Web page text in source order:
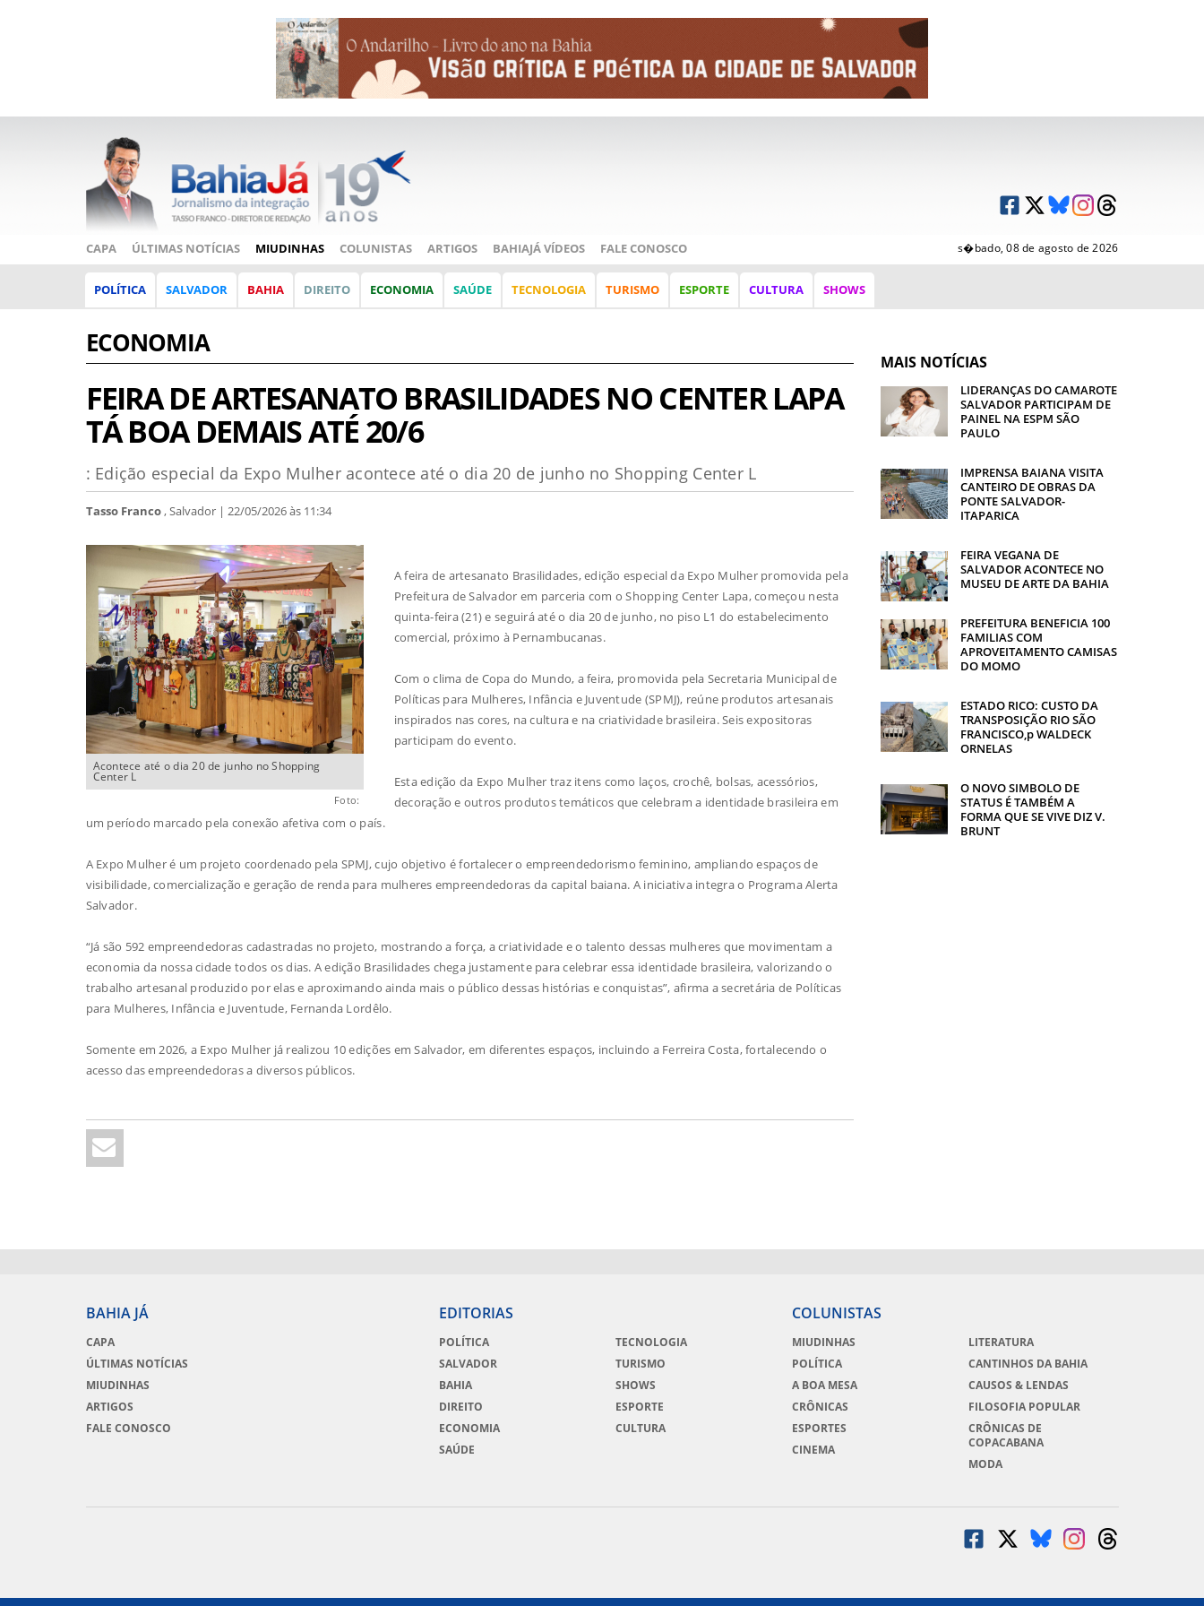
CAPA ÚLTIMAS NOTÍCIAS MIUDINHAS COLUNISTAS ARTIGOS BAHIAJÁ VÍDEOS FALE CONOSCO s�bado, 08 de agosto de 2026
POLÍTICA SALVADOR BAHIA DIREITO ECONOMIA SAÚDE TECNOLOGIA TURISMO ESPORTE CULTURA SHOWS
ECONOMIA
FEIRA DE ARTESANATO BRASILIDADES NO CENTER LAPA
TÁ BOA DEMAIS ATÉ 20/6
: Edição especial da Expo Mulher acontece até o dia 20 de junho no Shopping Center L
Tasso Franco, Salvador | 22/05/2026 às 11:34
Acontece até o dia 20 de junho no Shopping
Center L
Foto:
A feira de artesanato Brasilidades, edição especial da Expo Mulher promovida pela
Prefeitura de Salvador em parceria com o Shopping Center Lapa, começou nesta
quinta-feira (21) e seguirá até o dia 20 de junho, no piso L1 do estabelecimento
comercial, próximo à Pernambucanas.
Com o clima de Copa do Mundo, a feira, promovida pela Secretaria Municipal de
Políticas para Mulheres, Infância e Juventude (SPMJ), reúne produtos artesanais
inspirados nas cores, na cultura e na criatividade brasileira. Seis expositoras
participam do evento.
Esta edição da Expo Mulher traz itens como laços, crochê, bolsas, acessórios,
decoração e outros produtos temáticos que celebram a identidade brasileira em
um período marcado pela conexão afetiva com o país.
A Expo Mulher é um projeto coordenado pela SPMJ, cujo objetivo é fortalecer o empreendedorismo feminino, ampliando espaços de
visibilidade, comercialização e geração de renda para mulheres empreendedoras da capital baiana. A iniciativa integra o Programa Alerta
Salvador.
“Já são 592 empreendedoras cadastradas no projeto, mostrando a força, a criatividade e o talento dessas mulheres que movimentam a
economia da nossa cidade todos os dias. A edição Brasilidades chega justamente para celebrar essa identidade brasileira, valorizando o
trabalho artesanal produzido por elas e aproximando ainda mais o público dessas histórias e conquistas”, afirma a secretária de Políticas
para Mulheres, Infância e Juventude, Fernanda Lordêlo.
Somente em 2026, a Expo Mulher já realizou 10 edições em Salvador, em diferentes espaços, incluindo a Ferreira Costa, fortalecendo o
acesso das empreendedoras a diversos públicos.
MAIS NOTÍCIAS
LIDERANÇAS DO CAMAROTE
SALVADOR PARTICIPAM DE
PAINEL NA ESPM SÃO
PAULO
IMPRENSA BAIANA VISITA
CANTEIRO DE OBRAS DA
PONTE SALVADOR-
ITAPARICA
FEIRA VEGANA DE
SALVADOR ACONTECE NO
MUSEU DE ARTE DA BAHIA
PREFEITURA BENEFICIA 100
FAMILIAS COM
APROVEITAMENTO CAMISAS
DO MOMO
ESTADO RICO: CUSTO DA
TRANSPOSIÇÃO RIO SÃO
FRANCISCO,p WALDECK
ORNELAS
O NOVO SIMBOLO DE
STATUS É TAMBÉM A
FORMA QUE SE VIVE DIZ V.
BRUNT
BAHIA JÁ
CAPA
ÚLTIMAS NOTÍCIAS
MIUDINHAS
ARTIGOS
FALE CONOSCO
EDITORIAS
POLÍTICA
SALVADOR
BAHIA
DIREITO
ECONOMIA
SAÚDE
TECNOLOGIA
TURISMO
SHOWS
ESPORTE
CULTURA
COLUNISTAS
MIUDINHAS
POLÍTICA
A BOA MESA
CRÔNICAS
ESPORTES
CINEMA
LITERATURA
CANTINHOS DA BAHIA
CAUSOS & LENDAS
FILOSOFIA POPULAR
CRÔNICAS DE
COPACABANA
MODA